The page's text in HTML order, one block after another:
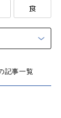
食
記事一覧